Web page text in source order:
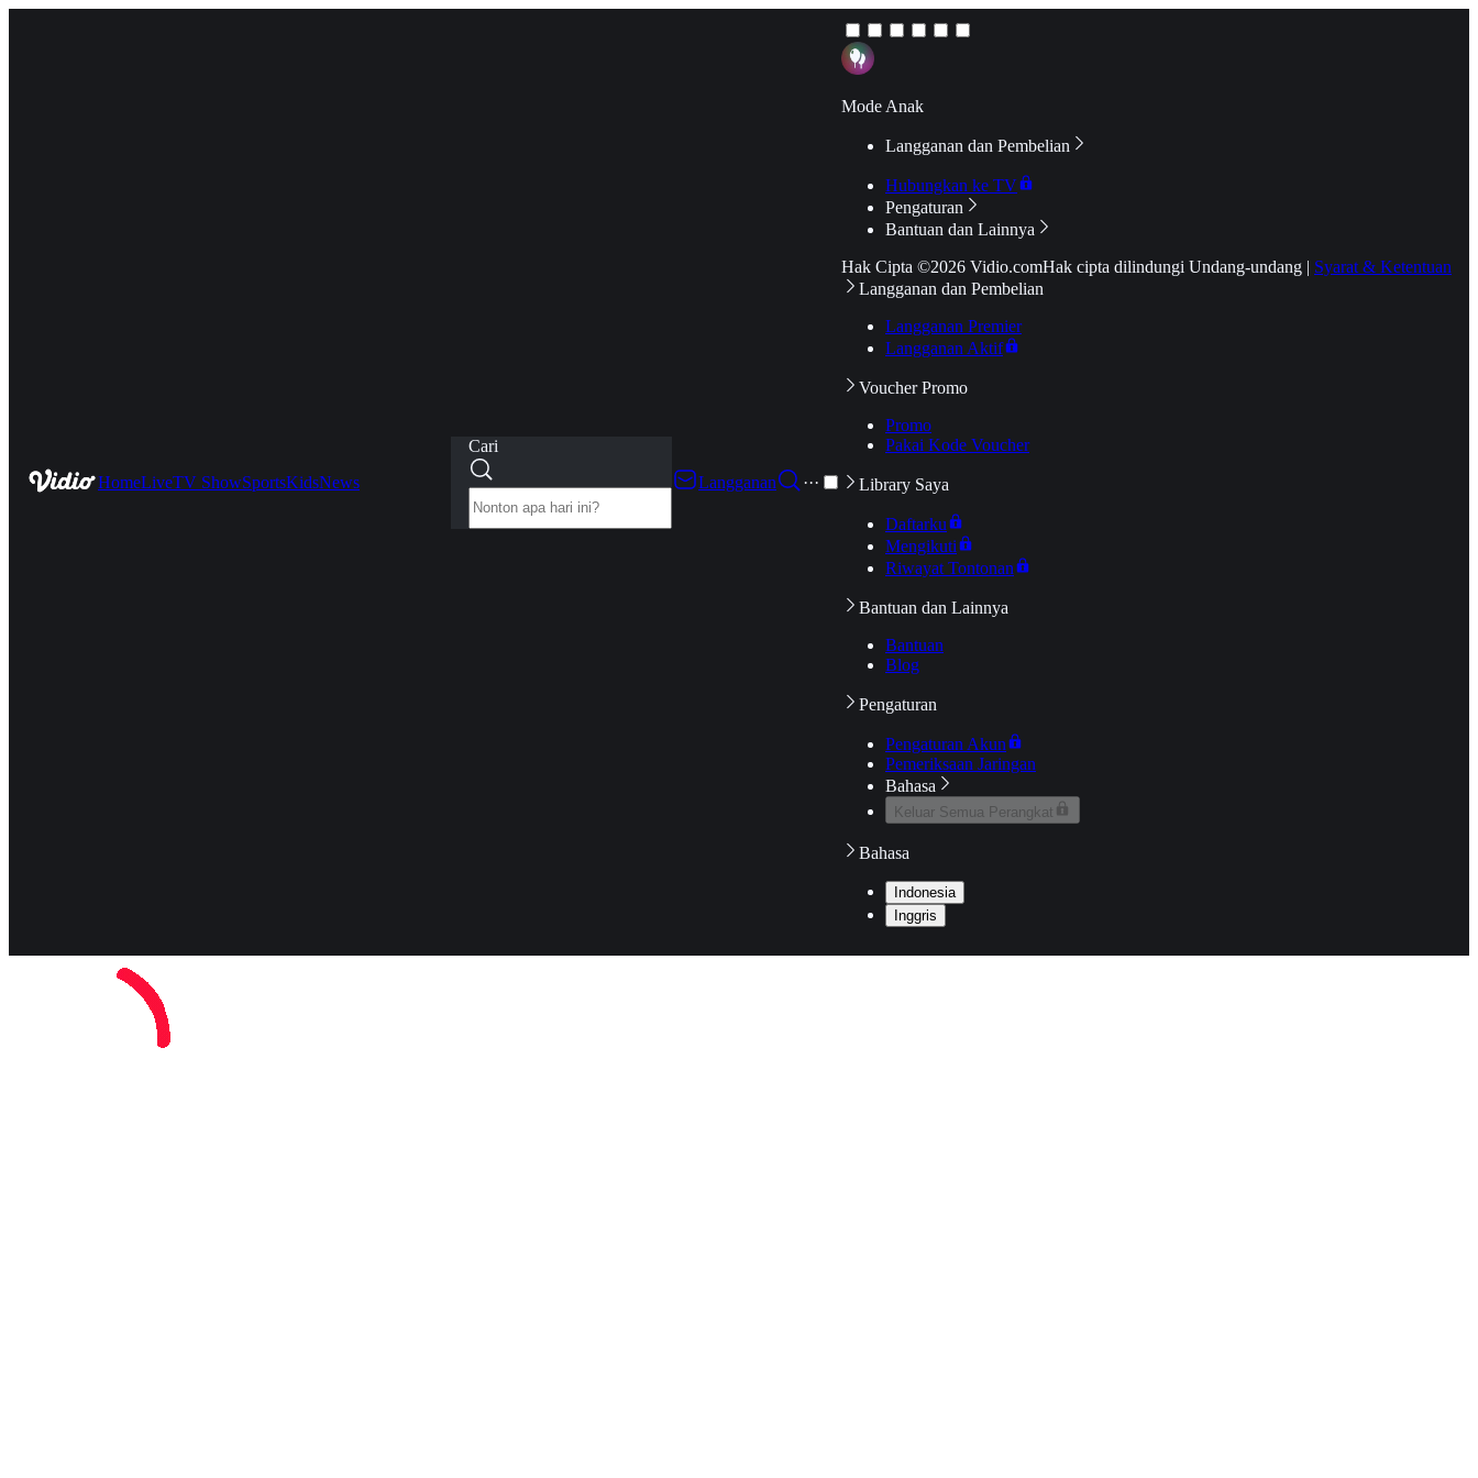
HomeLiveTV ShowSportsKidsNews
Cari
Langganan
···
Mode Anak
Langganan dan Pembelian
Hubungkan ke TV
Pengaturan
Bantuan dan Lainnya
Hak Cipta ©2026 Vidio.comHak cipta dilindungi Undang-undang | Syarat & Ketentuan
Langganan dan Pembelian
Langganan Premier
Langganan Aktif
Voucher Promo
Promo
Pakai Kode Voucher
Library Saya
Daftarku
Mengikuti
Riwayat Tontonan
Bantuan dan Lainnya
Bantuan
Blog
Pengaturan
Pengaturan Akun
Pemeriksaan Jaringan
Bahasa
Keluar Semua Perangkat
Bahasa
Indonesia
Inggris